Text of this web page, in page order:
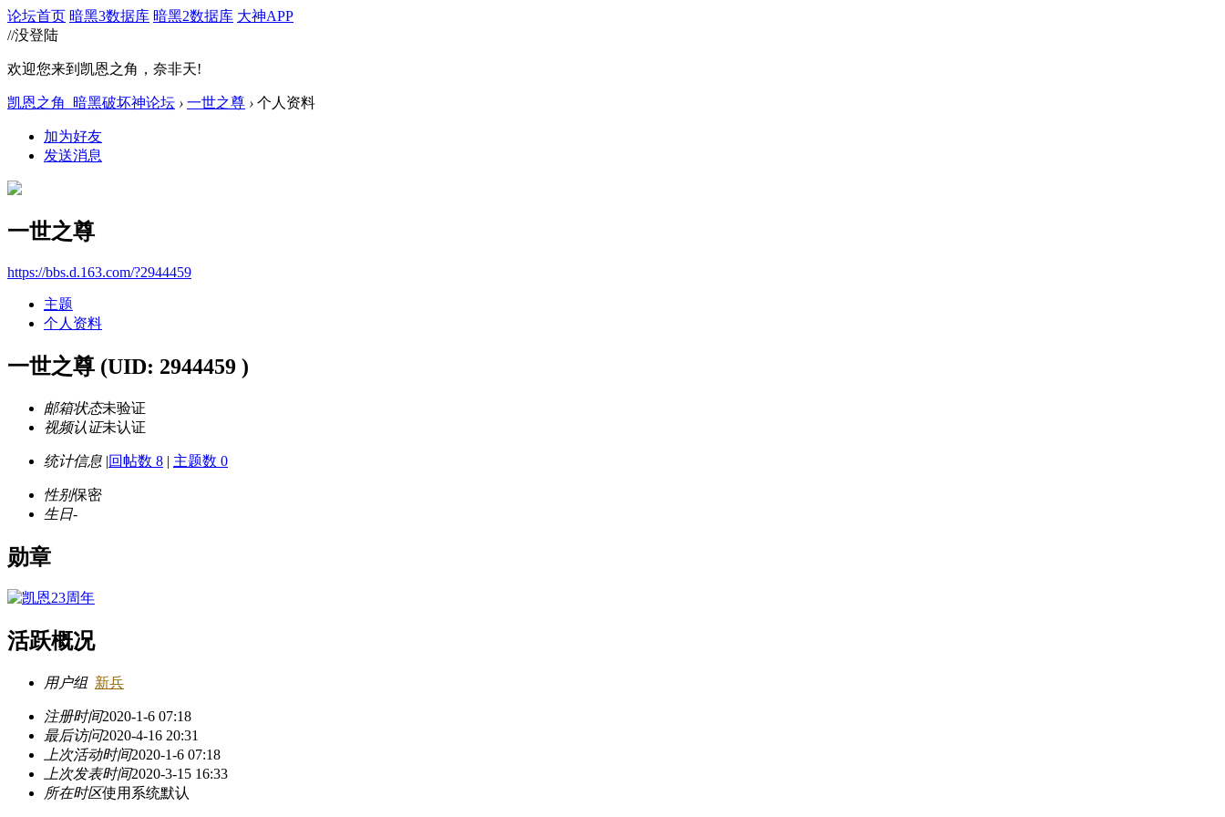
论坛首页 暗黑3数据库 暗黑2数据库 大神APP
//没登陆
欢迎您来到凯恩之角，奈非天!
凯恩之角_暗黑破坏神论坛 › 一世之尊 › 个人资料
加为好友
发送消息
一世之尊
https://bbs.d.163.com/?2944459
主题
个人资料
一世之尊 (UID: 2944459 )
邮箱状态未验证
视频认证未认证
统计信息 |回帖数 8 | 主题数 0
性别保密
生日-
勋章
活跃概况
用户组 新兵
注册时间2020-1-6 07:18
最后访问2020-4-16 20:31
上次活动时间2020-1-6 07:18
上次发表时间2020-3-15 16:33
所在时区使用系统默认